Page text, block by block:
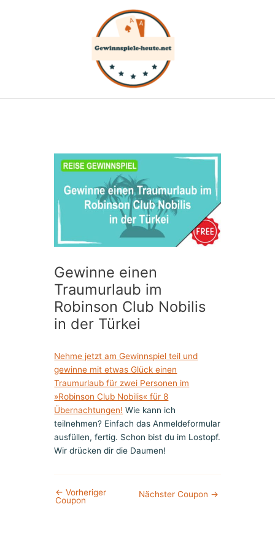
Gewinne einen
Traumurlaub im
Robinson Club Nobilis
in der Türkei
Nehme jetzt am Gewinnspiel teil und
gewinne mit etwas Glück einen
Traumurlaub für zwei Personen im
»Robinson Club Nobilis« für 8
Übernachtungen! Wie kann ich
teilnehmen? Einfach das Anmeldeformular
ausfüllen, fertig. Schon bist du im Lostopf.
Wir drücken dir die Daumen!
← Vorheriger
Coupon
Nächster Coupon →